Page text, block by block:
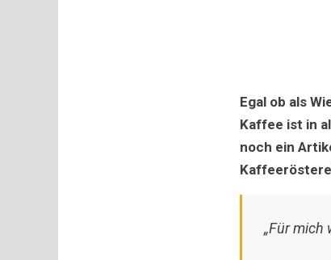
Egal ob als
Kaffee ist in
noch ein
„Für mich